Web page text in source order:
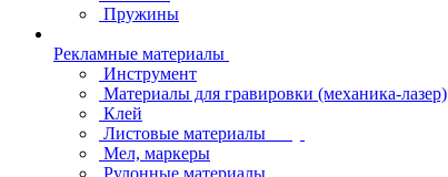
Пружины
Рекламные материалы
Инструмент
Материалы для гравировки (механика-лазер)
Клей
Листовые материалы
Мел, маркеры
Рулонные материалы